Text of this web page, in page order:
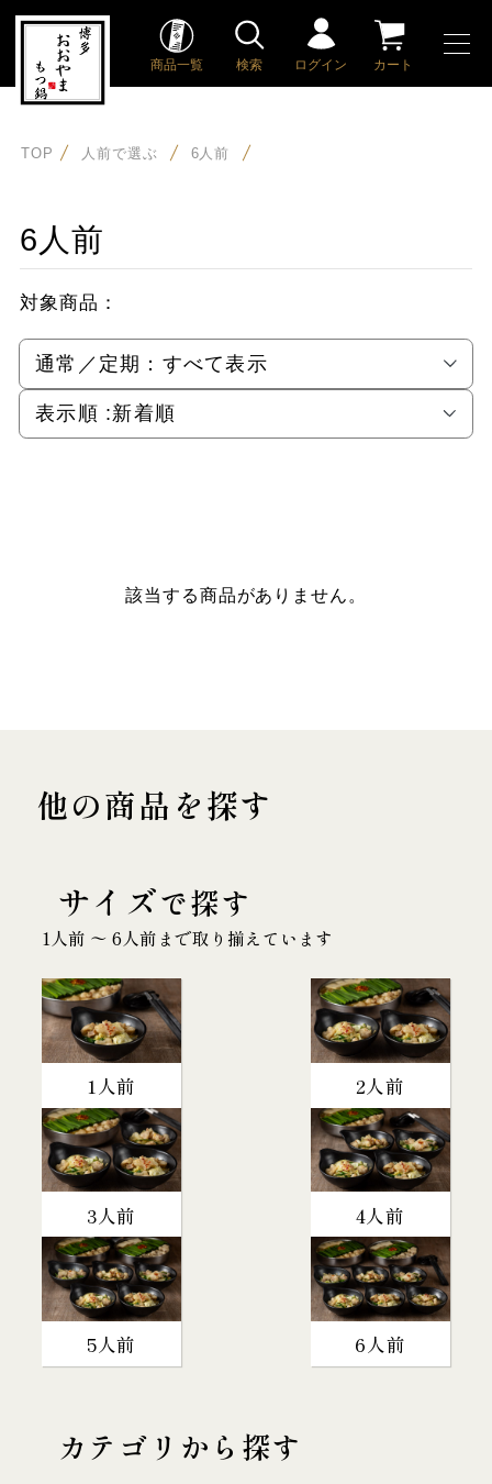
商品一覧 検索 ログイン カート
TOP 人前で選ぶ 6人前
6人前
対象商品：
通常／定期： すべて表示
表示順 :新着順
該当する商品がありません。
他の商品を探す
サイズで探す
1人前 〜 6人前まで取り揃えています
1人前 2人前
3人前 4人前
5人前 6人前
カテゴリから探す